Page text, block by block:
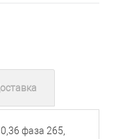
фаза 265,